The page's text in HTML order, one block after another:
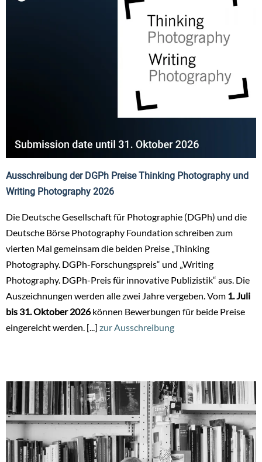
Ausschreibung der DGPh Preise Thinking Photography und
Writing Photography 2026
Die Deutsche Gesellschaft für Photographie (DGPh) und die
Deutsche Börse Photography Foundation schreiben zum
vierten Mal gemeinsam die beiden Preise „Thinking
Photography. DGPh-Forschungspreis“ und „Writing
Photography. DGPh-Preis für innovative Publizistik“ aus. Die
Auszeichnungen werden alle zwei Jahre vergeben. Vom 1. Juli
bis 31. Oktober 2026können Bewerbungen für beide Preise
eingereicht werden. [...] zur Ausschreibung